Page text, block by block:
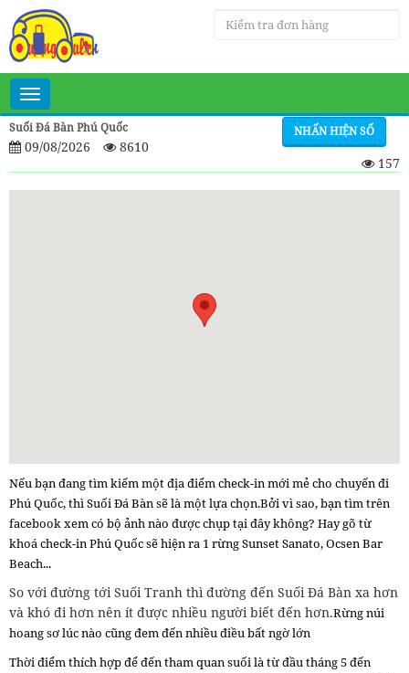
Toggle
navigation
Suối Đá Bàn Phú Quốc
09/08/2026 8610
NHẤN HIỆN SỐ
157
Nếu bạn đang tìm kiếm một địa điểm check-in mới mẻ cho chuyến đi
Phú Quốc, thì Suối Đá Bàn sẽ là một lựa chọn.Bởi vì sao, bạn tìm trên
facebook xem có bộ ảnh nào được chụp tại đây không? Hay gõ từ
khoá check-in Phú Quốc sẽ hiện ra 1 rừng Sunset Sanato, Ocsen Bar
Beach...
So với đường tới Suối Tranh thì đường đến Suối Đá Bàn xa hơn
và khó đi hơn nên ít được nhiều người biết đến hơn.Rừng núi
hoang sơ lúc nào cũng đem đến nhiều điều bất ngờ lớn
Thời điểm thích hợp để đến tham quan suối là từ đầu tháng 5 đến